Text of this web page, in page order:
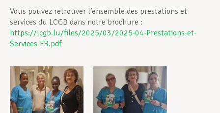
Vous pouvez retrouver l’ensemble des prestations et
services du LCGB dans notre brochure :
https://lcgb.lu/files/2025/03/2025-04-Prestations-et-
Services-FR.pdf